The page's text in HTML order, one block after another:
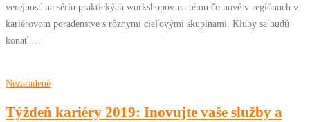
verejnosť na sériu praktických workshopov na tému čo nové v regiónoch v
kariérovom poradenstve s rôznymi cieľovými skupinami. Kluby sa budú
konať …
Nezaradené
Týždeň kariéry 2019: Inovujte vaše služby a